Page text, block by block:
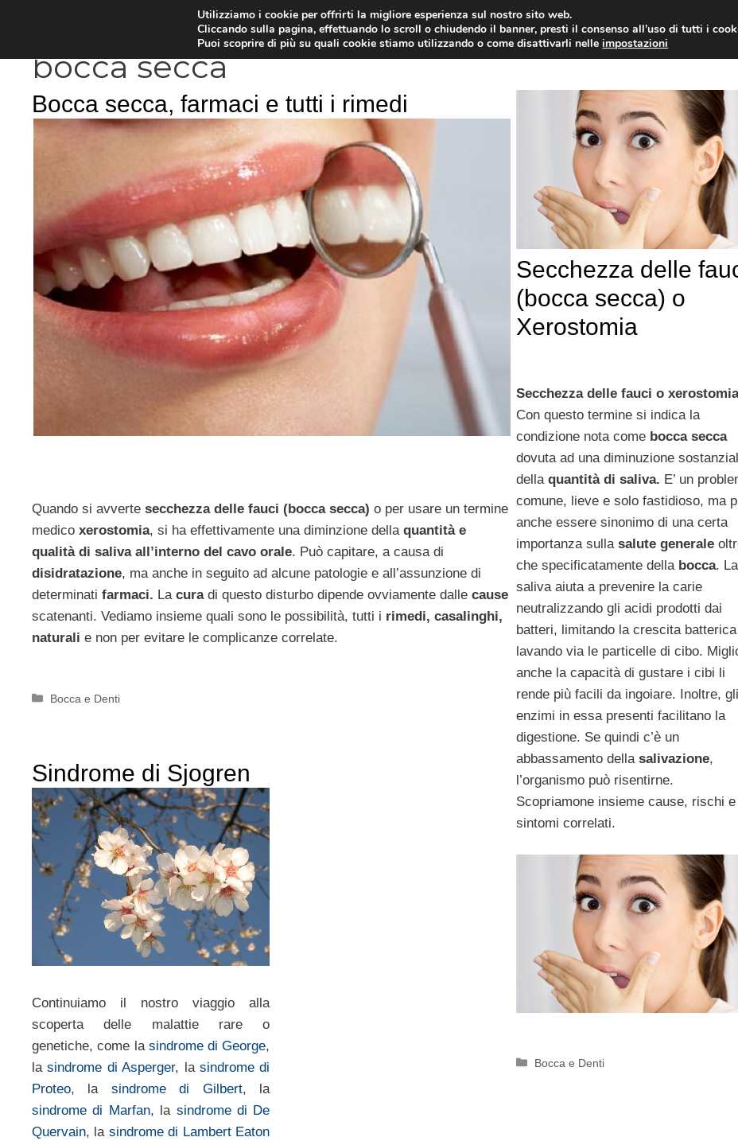
DIETE E METABOLISMO PSICOLOGIA NEUROLOGIA CARDIOLOGIA
bocca secca
Bocca secca, farmaci e tutti i rimedi
Quando si avverte secchezza delle fauci (bocca secca) o per usare un termine
medico xerostomia, si ha effettivamente una diminzione della quantità e
qualità di saliva all’interno del cavo orale. Può capitare, a causa di
disidratazione, ma anche in seguito ad alcune patologie e all’assunzione di
determinati farmaci. Lacuradi questo disturbo dipende ovviamente dalle cause
scatenanti. Vediamo insieme quali sono le possibilità, tutti i rimedi, casalinghi,
naturali e non per evitare le complicanze correlate.
Categorie
Bocca e Denti
Secchezza delle
(bocca secca) o
Xerostomia
Secchezza delle fauci o xerostomia
Con questo termine si indica la
condizione nota comebocca secca
dovuta ad una diminuzione
della quantità di saliva. E’ un
comune, lieve e solo fastidioso, ma
anche essere sinonimo di una certa
importanza sulla salute generale
che specificatamente dellabocca. La
saliva aiuta a prevenire la carie
neutralizzando gli acidi prodotti dai
batteri, limitando la crescita
lavando via le particelle di cibo.
anche la capacità di gustare i cibi li
rende più facili da ingoiare. Inoltre, gli
enzimi in essa presenti facilitano la
digestione. Se quindi c’è un
abbassamento della salivazione,
l’organismo può risentirne.
Scopriamone insieme cause, rischi e
sintomi correlati.
Categorie
Bocca e Denti
Sindrome di Sjogren
Continuiamo il nostro viaggio alla
scoperta delle malattie rare o
genetiche, come la sindrome di George,
lasindrome di Asperger, la sindrome di
Proteo, la sindrome di Gilbert, la
sindrome di Marfan, la sindrome di De
Quervain, la sindrome di Lambert Eaton
Utilizziamo i cookie per offrirti la migliore esperienza sul nostro sito web.
Cliccando sulla pagina, effettuando lo scroll o chiudendo il banner, presti il consenso all’uso di tutti i
Puoi scoprire di più su quali cookie stiamo utilizzando o come disattivarli nelleimpostazioni